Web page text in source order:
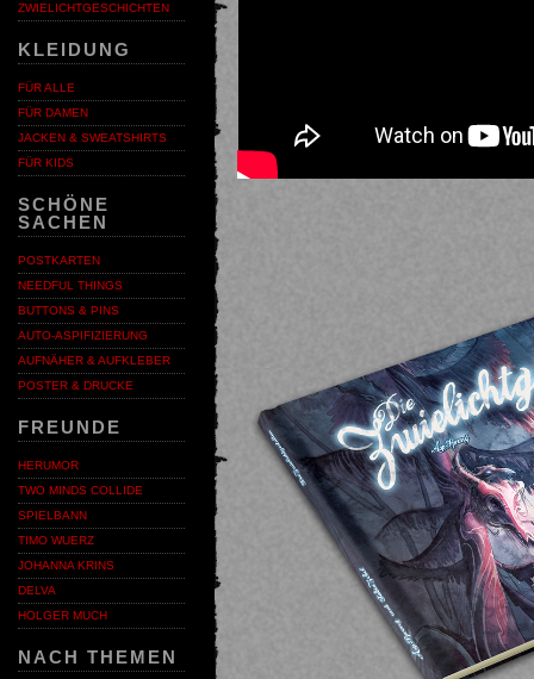
ZWIELICHTGESCHICHTEN
KLEIDUNG
FÜR ALLE
FÜR DAMEN
JACKEN & SWEATSHIRTS
FÜR KIDS
SCHÖNE
SACHEN
POSTKARTEN
NEEDFUL THINGS
BUTTONS & PINS
AUTO-ASPIFIZIERUNG
AUFNÄHER & AUFKLEBER
POSTER & DRUCKE
FREUNDE
HERUMOR
TWO MINDS COLLIDE
SPIELBANN
TIMO WUERZ
JOHANNA KRINS
DELVA
HOLGER MUCH
NACH THEMEN